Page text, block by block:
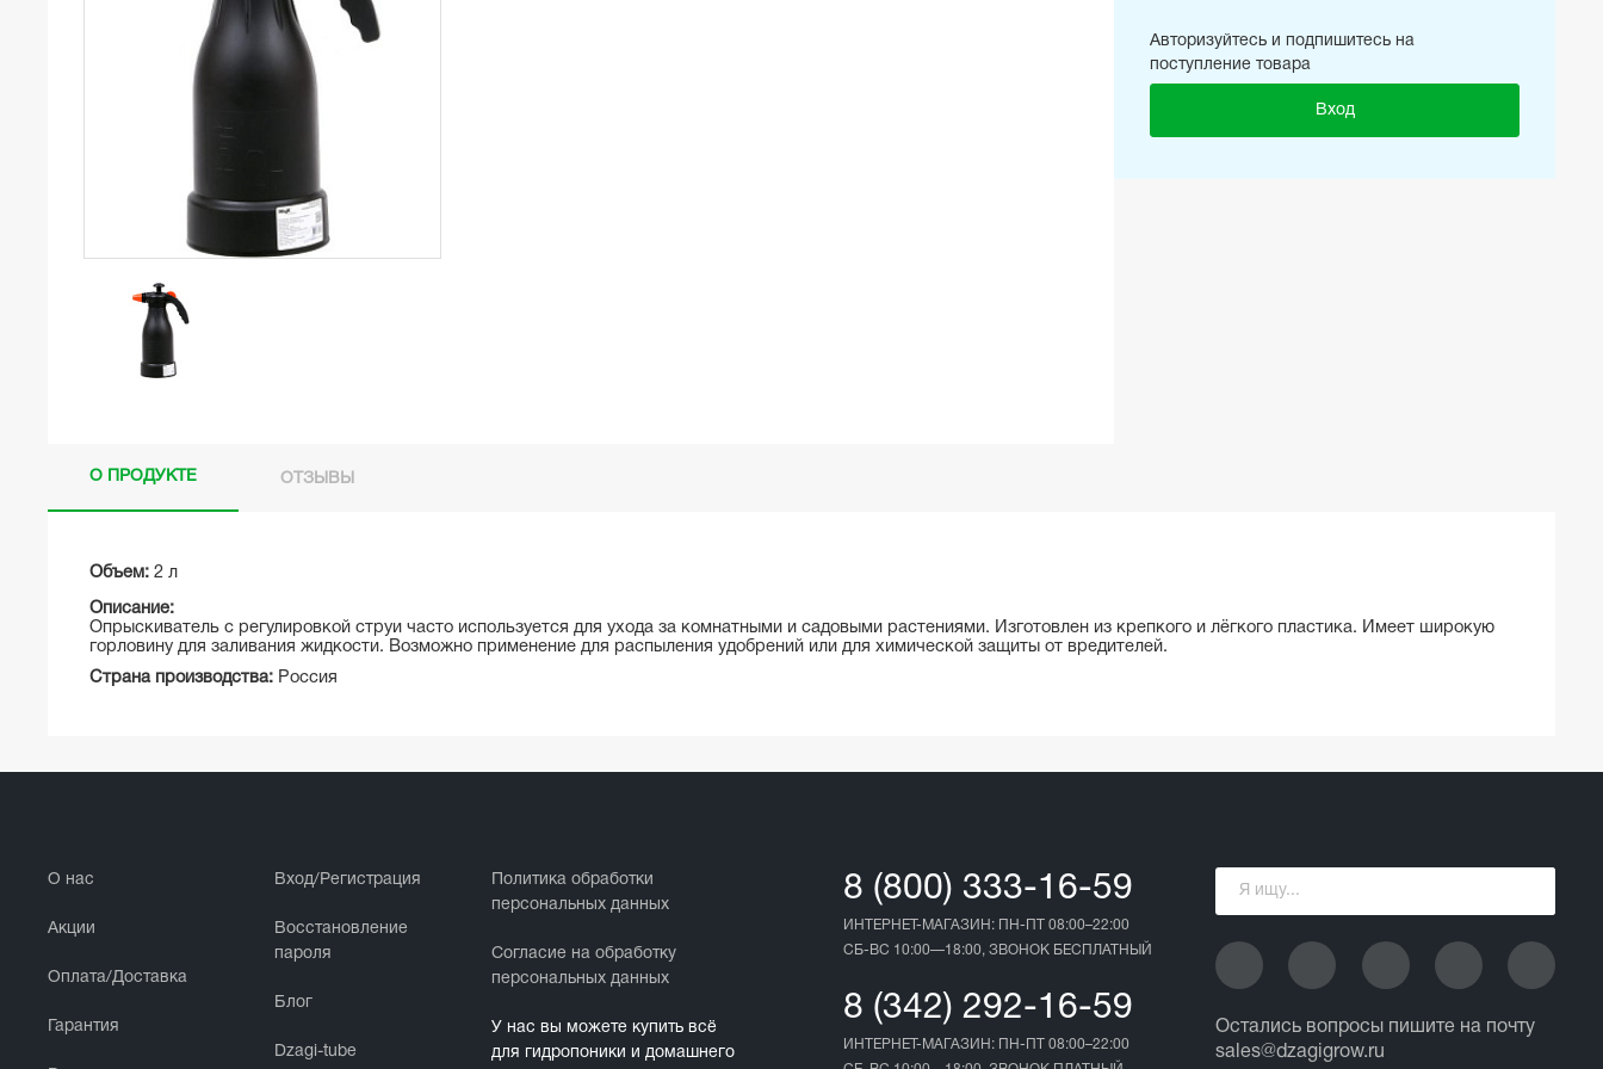
Авторизуйтесь и подпишитесь на
поступление товара
Вход
О ПРОДУКТЕ ОТЗЫВЫ
Объем: 2 л
Описание:
Опрыскиватель с регулировкой струи часто используется для ухода за комнатными и садовыми растениями. Изготовлен из крепкого и лёгкого пластика. Имеет широкую
горловину для заливания жидкости. Возможно применение для распыления удобрений или для химической защиты от вредителей.
Страна производства: Россия
О нас
Акции
Оплата/Доставка
Гарантия
Вход/Регистрация
Восстановление
пароля
Блог
Dzagi-tube
Политика обработки
персональных данных
Cогласие на обработку
персональных данных
У нас вы можете купить всё
для гидропоники и домашнего
8 (800) 333-16-59
ИНТЕРНЕТ-МАГАЗИН: ПН-ПТ 08:00–22:00
СБ-ВС 10:00—18:00, ЗВОНОК БЕСПЛАТНЫЙ
8 (342) 292-16-59
ИНТЕРНЕТ-МАГАЗИН: ПН-ПТ 08:00–22:00
Остались вопросы пишите на почту
sales@dzagigrow.ru